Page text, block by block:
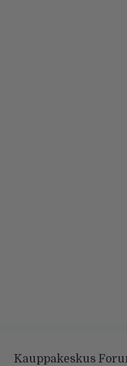
Kauppakeskus